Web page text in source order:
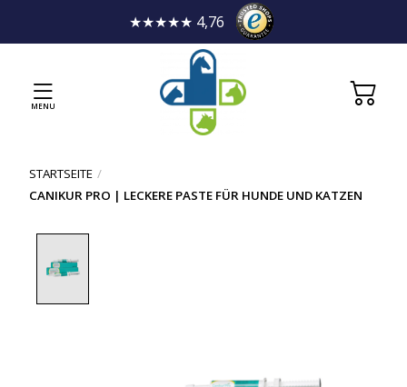
★★★★★ 4,76
MENU
STARTSEITE /
CANIKUR PRO | LECKERE PASTE FÜR HUNDE UND KATZEN